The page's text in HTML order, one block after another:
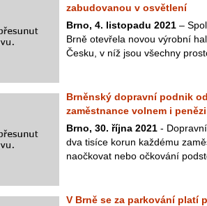
zabudovanou v osvětlení
Brno, 4. listopadu 2021 –
Brně otevřela novou výrobní
Česku, v níž jsou všechny
Brněnský dopravní podnik
zaměstnance volnem i penězi
Brno, 30. října 2021 -
dva tisíce korun každému
naočkovat nebo očkování
V Brně se za parkování platí